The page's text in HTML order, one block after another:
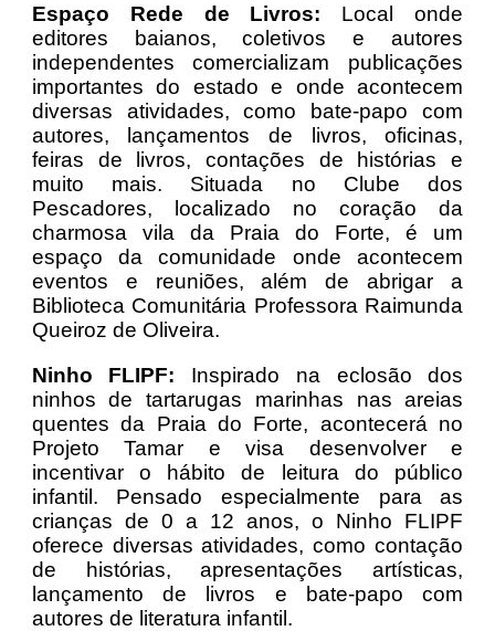
Espaço Rede de Livros: Local onde
editores baianos, coletivos e autores
independentes comercializam publicações
importantes do estado e onde acontecem
diversas atividades, como bate-papo com
autores, lançamentos de livros, oficinas,
feiras de livros, contações de histórias e
muito mais. Situada no Clube dos
Pescadores, localizado no coração da
charmosa vila da Praia do Forte, é um
espaço da comunidade onde acontecem
eventos e reuniões, além de abrigar a
Biblioteca Comunitária Professora Raimunda
Queiroz de Oliveira.
Ninho FLIPF: Inspirado na eclosão dos
ninhos de tartarugas marinhas nas areias
quentes da Praia do Forte, acontecerá no
Projeto Tamar e visa desenvolver e
incentivar o hábito de leitura do público
infantil. Pensado especialmente para as
crianças de 0 a 12 anos, o Ninho FLIPF
oferece diversas atividades, como contação
de histórias, apresentações artísticas,
lançamento de livros e bate-papo com
autores de literatura infantil.